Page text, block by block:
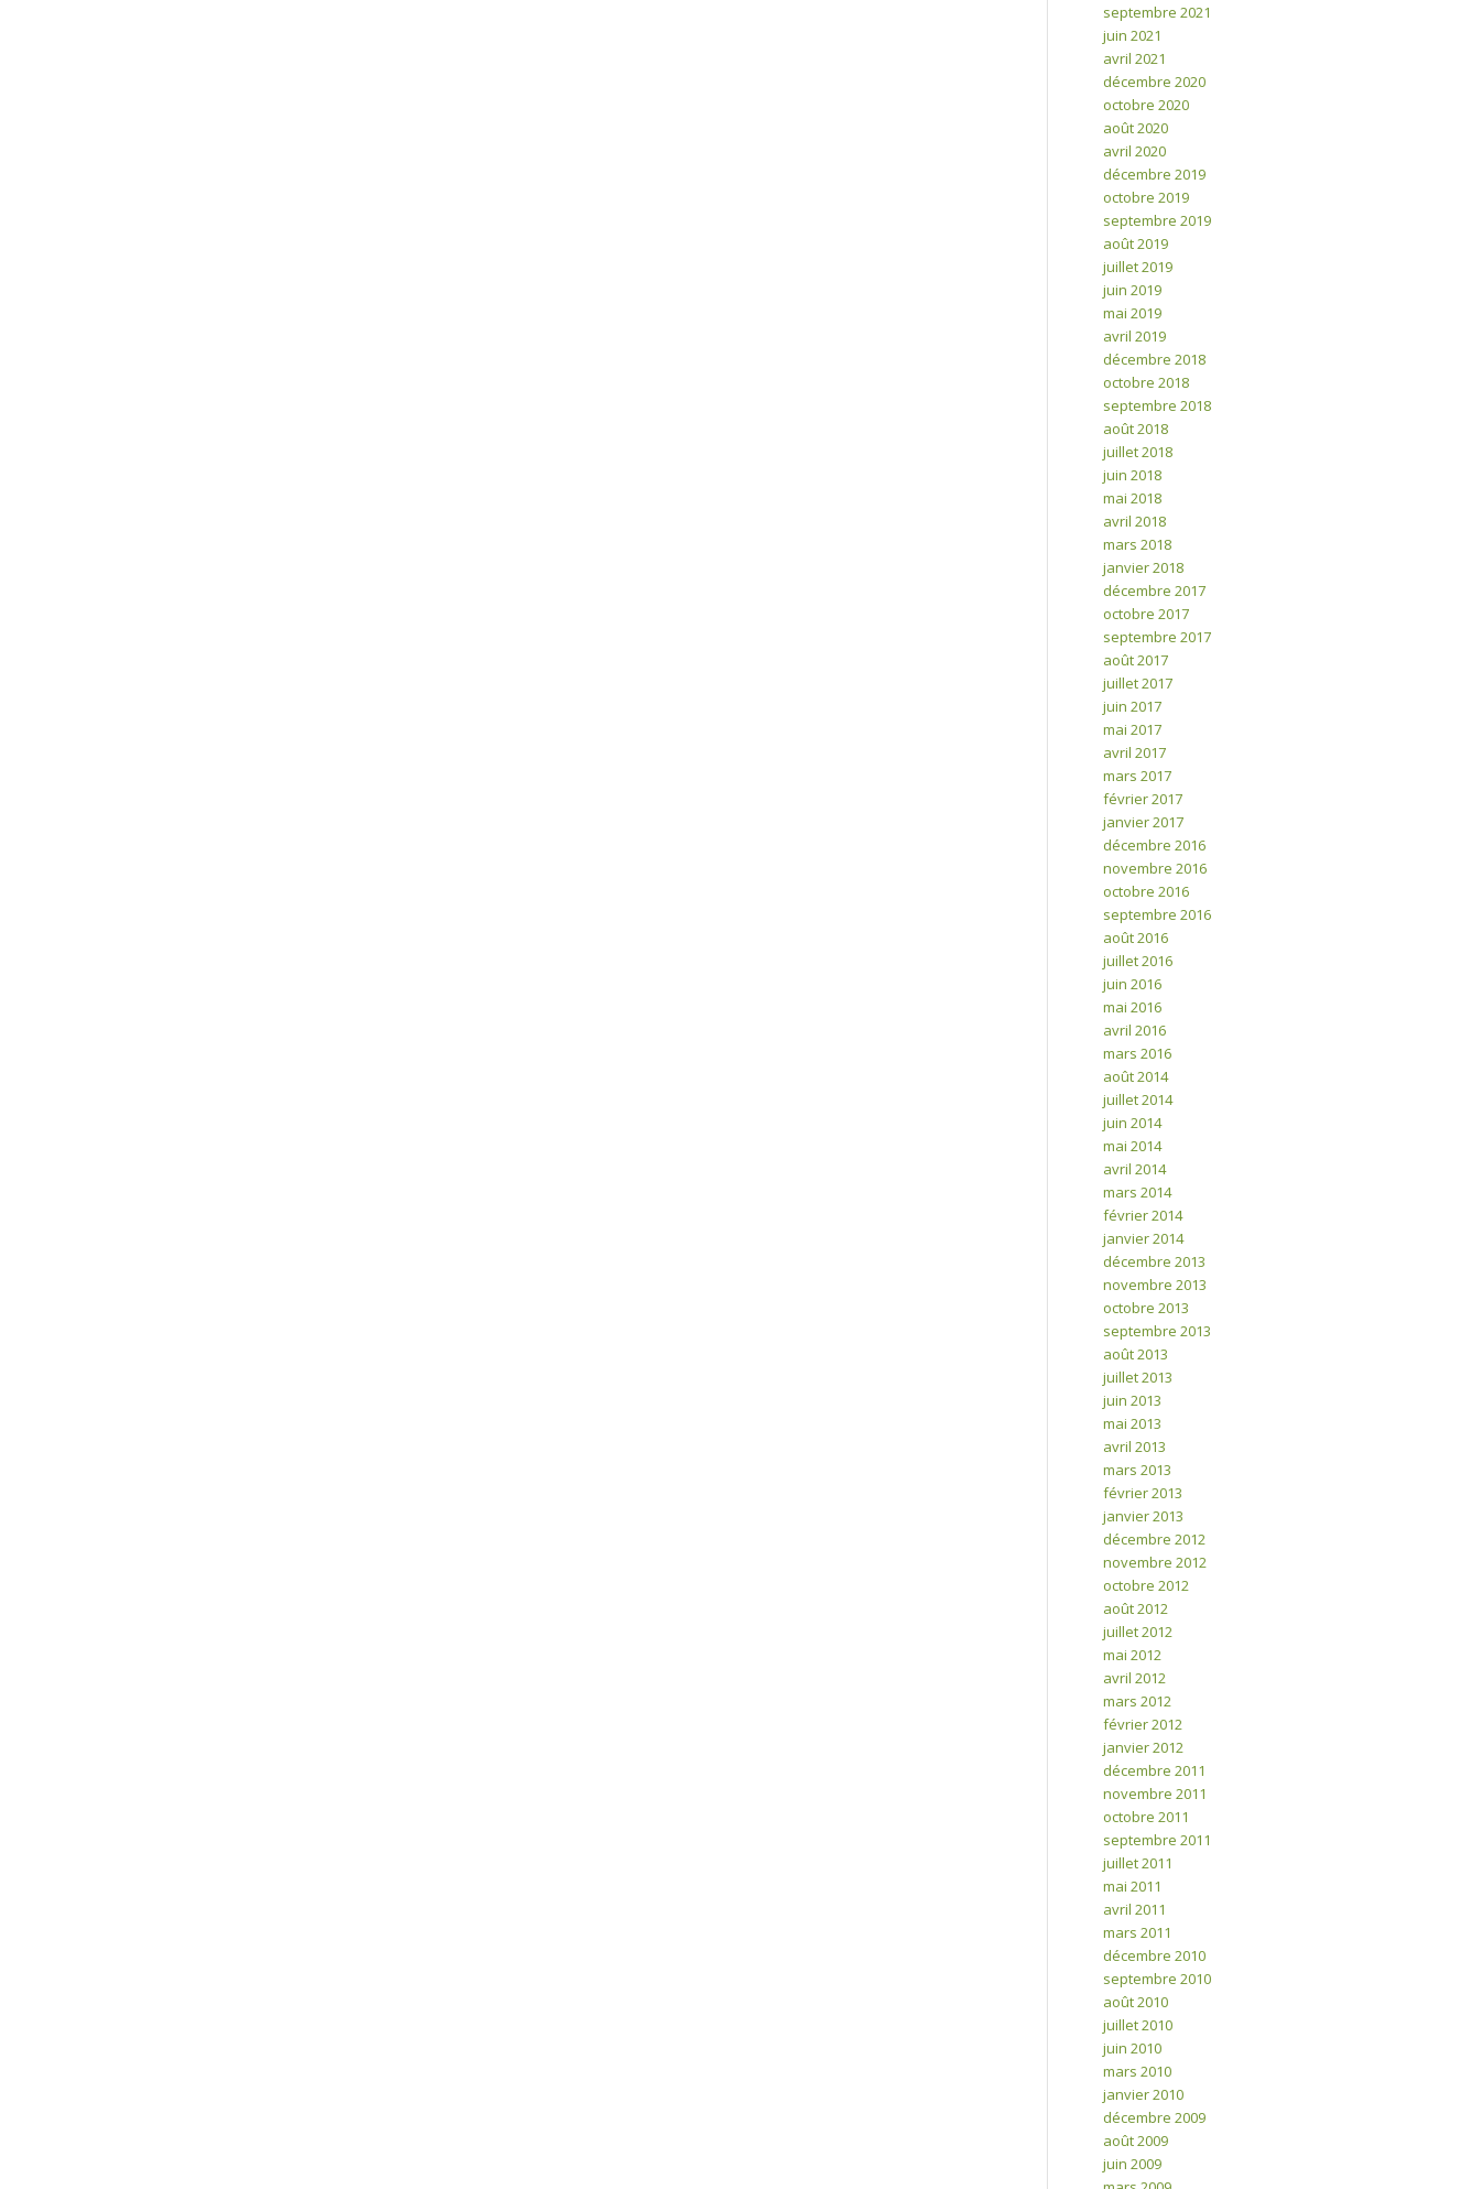
septembre 2021
juin 2021
avril 2021
décembre 2020
octobre 2020
août 2020
avril 2020
décembre 2019
octobre 2019
septembre 2019
août 2019
juillet 2019
juin 2019
mai 2019
avril 2019
décembre 2018
octobre 2018
septembre 2018
août 2018
juillet 2018
juin 2018
mai 2018
avril 2018
mars 2018
janvier 2018
décembre 2017
octobre 2017
septembre 2017
août 2017
juillet 2017
juin 2017
mai 2017
avril 2017
mars 2017
février 2017
janvier 2017
décembre 2016
novembre 2016
octobre 2016
septembre 2016
août 2016
juillet 2016
juin 2016
mai 2016
avril 2016
mars 2016
août 2014
juillet 2014
juin 2014
mai 2014
avril 2014
mars 2014
février 2014
janvier 2014
décembre 2013
novembre 2013
octobre 2013
septembre 2013
août 2013
juillet 2013
juin 2013
mai 2013
avril 2013
mars 2013
février 2013
janvier 2013
décembre 2012
novembre 2012
octobre 2012
août 2012
juillet 2012
mai 2012
avril 2012
mars 2012
février 2012
janvier 2012
décembre 2011
novembre 2011
octobre 2011
septembre 2011
juillet 2011
mai 2011
avril 2011
mars 2011
décembre 2010
septembre 2010
août 2010
juillet 2010
juin 2010
mars 2010
janvier 2010
décembre 2009
août 2009
juin 2009